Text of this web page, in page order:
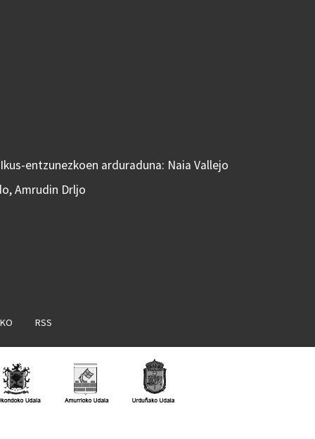
entzunezkoen arduraduna: Naia Vallejo
Amrudin Drljo
RSS